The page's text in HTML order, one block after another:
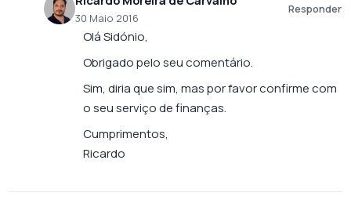
30 Maio 2016
Responder
Olá Sidónio,
Obrigado pelo seu comentário.
Sim, diria que sim, mas por favor confirme com
o seu serviço de finanças.
Cumprimentos,
Ricardo